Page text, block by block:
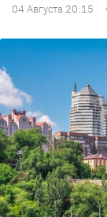
04 Августа 20:15